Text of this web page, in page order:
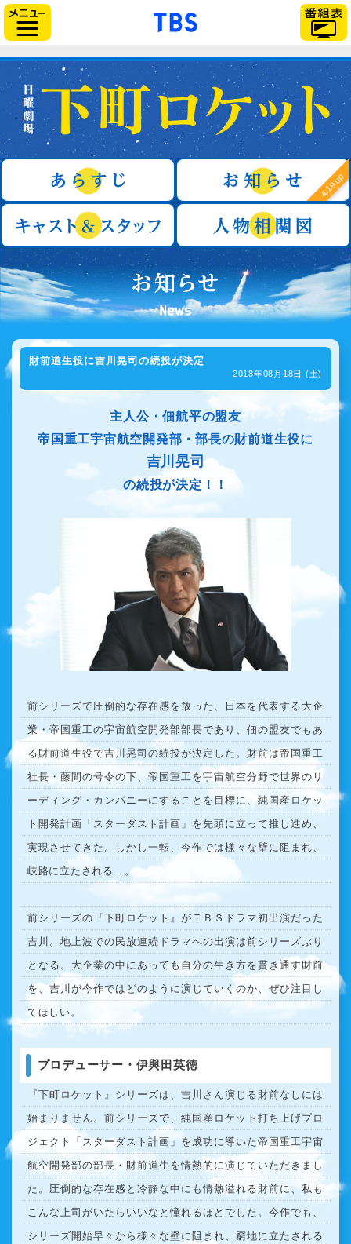
「TBSテレビ」トップ
日曜劇場『下町ロケット』
4.19 up
キャスト＆スタッフ
財前道生役に吉川晃司の続投が決定
2018年08月18日 (土)
主人公・佃航平の盟友
帝国重工宇宙航空開発部・部長の財前道生役に
吉川晃司
の続投が決定！！
前シリーズで圧倒的な存在感を放った、日本を代表する大企
業・帝国重工の宇宙航空開発部部長であり、佃の盟友でもあ
る財前道生役で吉川晃司の続投が決定した。財前は帝国重工
社長・藤間の号令の下、帝国重工を宇宙航空分野で世界のリ
ーディング・カンパニーにすることを目標に、純国産ロケッ
ト開発計画「スターダスト計画」を先頭に立って推し進め、
実現させてきた。しかし一転、今作では様々な壁に阻まれ、
岐路に立たされる…。
前シリーズの『下町ロケット』がＴＢＳドラマ初出演だった
吉川。地上波での民放連続ドラマへの出演は前シリーズぶり
となる。大企業の中にあっても自分の生き方を貫き通す財前
を、吉川が今作ではどのように演じていくのか、ぜひ注目し
てほしい。
プロデューサー・伊與田英徳
『下町ロケット』シリーズは、吉川さん演じる財前なしには
始まりません。前シリーズで、純国産ロケット打ち上げプロ
ジェクト「スターダスト計画」を成功に導いた帝国重工宇宙
航空開発部の部長・財前道生を情熱的に演じていただきまし
た。圧倒的な存在感と冷静な中にも情熱溢れる財前に、私も
こんな上司がいたらいいなと憧れるほどでした。今作でも、
シリーズ開始早々から様々な壁に阻まれ、窮地に立たされる